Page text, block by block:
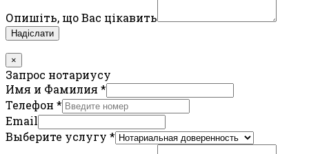
Опишіть, що Вас цікавить
Надіслати
×
Запрос нотариусу
Имя и Фамилия *
Телефон *
Email
Выберите услугу *